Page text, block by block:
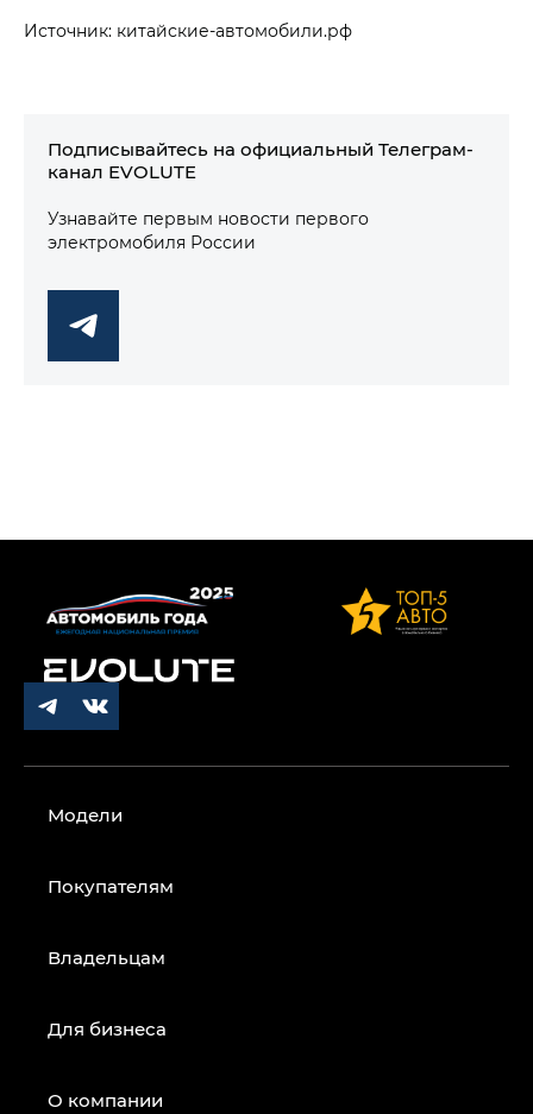
Источник: китайские-автомобили.рф
Подписывайтесь на официальный Телеграм-
канал EVOLUTE
Узнавайте первым новости первого
электромобиля России
Модели
Покупателям
Владельцам
Для бизнеса
О компании